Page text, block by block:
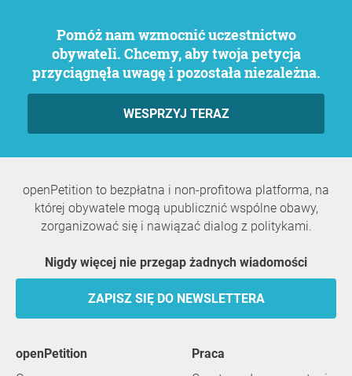
Pomóż nam wzmocnić uczestnictwo
obywateli. Chcemy, aby twoja petycja
przyciągnęła uwagę i pozostała niezależna.
WESPRZYJ TERAZ
openPetition to bezpłatna i non-profitowa platforma, na
której obywatele mogą upublicznić wspólne obawy,
zorganizować się i nawiązać dialog z politykami.
Nigdy więcej nie przegap żadnych wiadomości
ZAPISZ SIĘ DO NEWSLETTERA
openPetition
praca